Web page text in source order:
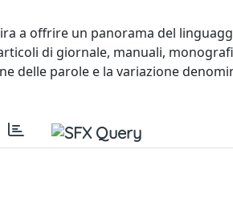
a offrire un panorama del
di giornale, manuali,
delle parole e la variazione